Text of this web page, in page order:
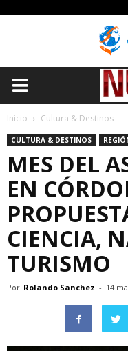
Inicio Cultura & Destinos
CULTURA & DESTINOS
MES DEL
EN
CIENCIA,
TURISMO
Por Rolando Sanchez - 14